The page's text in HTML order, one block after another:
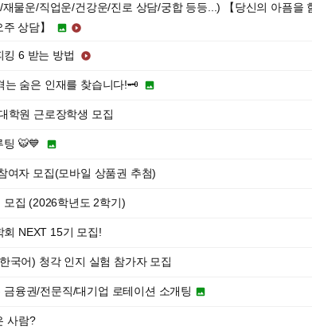
물운/직업운/건강운/진로 상담/궁합 등등...) 【당신의 아픔을
상담】
 
킹 6 받는 방법 
는 숨은 인재를 찾습니다!🗝️ 
학원 근로장학생 모집
팅 🐯💙 
여자 모집(모바일 상품권 추첨)
집 (2026학년도 2학기)
NEXT 15기 모집!
국어) 청각 인지 실험 참가자 모집
융권/전문직/대기업 로테이션 소개팅 
사람?